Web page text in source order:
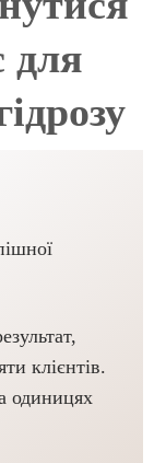
для
клієнтів.
одиницях